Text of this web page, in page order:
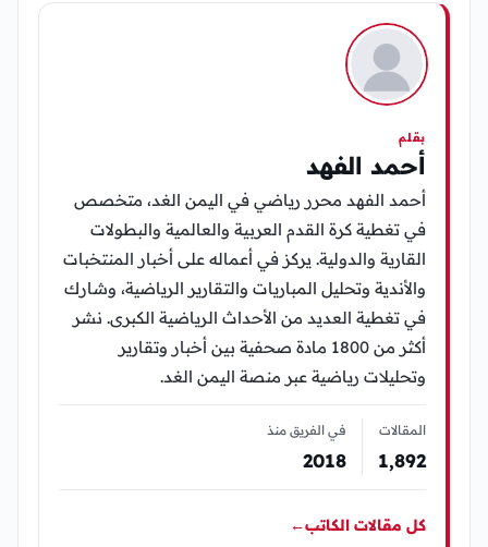
بقلم
أحمد الفهد
أحمد الفهد محرر رياضي في اليمن الغد، متخصص
في تغطية كرة القدم العربية والعالمية والبطولات
القارية والدولية. يركز في أعماله على أخبار المنتخبات
والأندية وتحليل المباريات والتقارير الرياضية، وشارك
في تغطية العديد من الأحداث الرياضية الكبرى. نشر
أكثر من 1800 مادة صحفية بين أخبار وتقارير
وتحليلات رياضية عبر منصة اليمن الغد.
المقالات
1٬892
في الفريق منذ
2018
كل مقالات الكاتب←